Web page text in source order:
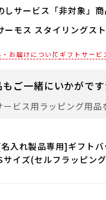
しサービス「非対象」商
お包みには対応しており
用のギフトバッグや手
用品
サービス用ギフト用品
ーモス スタイリングス
しては、各店舗までお
・お届けについてギフトサービ
ご一緒にいかがです
ビス用ラッピング用品
入れ製品専用]ギフトバ
サイズ(セルフラッピン